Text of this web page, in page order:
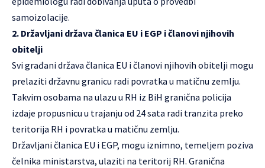
samoizolacije.
2. Državljani država članica EU i EGP i članovi njihovih
obitelji
Svi građani država članica EU i članovi njihovih obitelji mogu
prelaziti državnu granicu radi povratka u matičnu zemlju.
Takvim osobama na ulazu u RH iz BiH granična policija
izdaje propusnicu u trajanju od 24 sata radi tranzita preko
teritorija RH i povratka u matičnu zemlju.
Državljani članica EU i EGP, mogu iznimno, temeljem poziva
čelnika ministarstva, ulaziti na teritorij RH. Granična